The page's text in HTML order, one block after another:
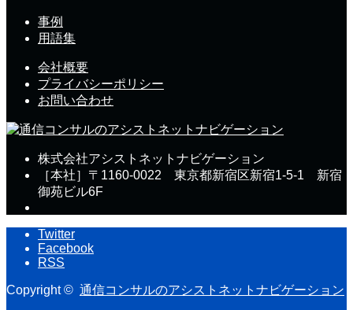
事例
用語集
会社概要
プライバシーポリシー
お問い合わせ
株式会社アシストネットナビゲーション
［本社］〒1160-0022 東京都新宿区新宿1-5-1 新宿
御苑ビル6F
Twitter
Facebook
RSS
Copyright © 通信コンサルのアシストネットナビゲーション